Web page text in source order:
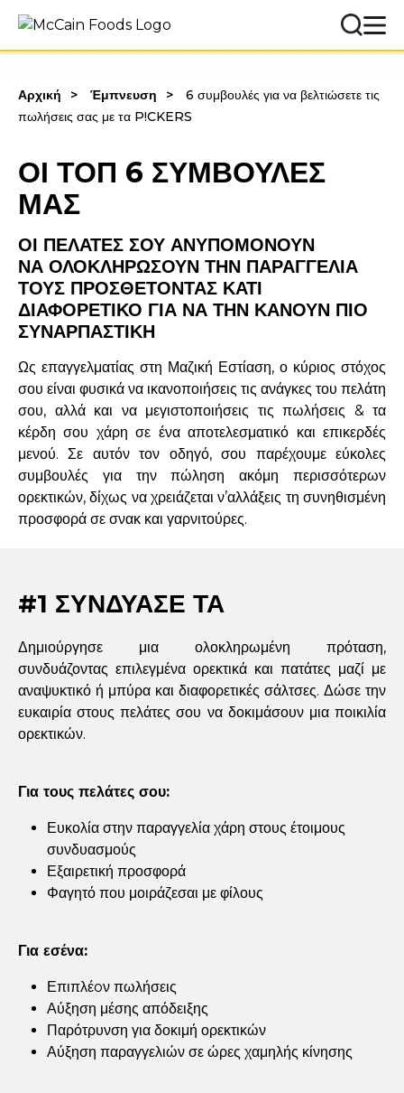
Αρχική Έμπνευση
6 συμβουλές για να βελτιώσετε τις
πωλήσεις σας με τα P!CKERS
ΟΙ ΤΟΠ 6 ΣΥΜΒΟΥΛΕΣ
ΜΑΣ
ΟΙ ΠΕΛΑΤΕΣ ΣΟΥ ΑΝΥΠΟΜΟΝΟΥΝ
ΝΑ ΟΛΟΚΛΗΡΩΣΟΥΝ ΤΗΝ ΠΑΡΑΓΓΕΛΙΑ
ΤΟΥΣ ΠΡΟΣΘΕΤΟΝΤΑΣ ΚΑΤΙ
ΔΙΑΦΟΡΕΤΙΚΟ ΓΙΑ ΝΑ ΤΗΝ ΚΑΝΟΥΝ ΠΙΟ
ΣΥΝΑΡΠΑΣΤΙΚΗ
Ως επαγγελματίας στη Μαζική Εστίαση, ο κύριος στόχος
σου είναι φυσικά να ικανοποιήσεις τις ανάγκες του πελάτη
σου, αλλά και να μεγιστοποιήσεις τις πωλήσεις & τα
κέρδη σου χάρη σε ένα αποτελεσματικό και επικερδές
μενού. Σε αυτόν τον οδηγό, σου παρέχουμε εύκολες
συμβουλές για την πώληση ακόμη περισσότερων
ορεκτικών, δίχως να χρειάζεται ν’αλλάξεις τη συνηθισμένη
προσφορά σε σνακ και γαρνιτούρες.
#1 ΣΥΝΔΥΑΣΕ ΤΑ
Δημιούργησε μια ολοκληρωμένη πρόταση,
συνδυάζοντας επιλεγμένα ορεκτικά και πατάτες μαζί με
αναψυκτικό ή μπύρα και διαφορετικές σάλτσες. Δώσε την
ευκαιρία στους πελάτες σου να δοκιμάσουν μια ποικιλία
ορεκτικών.
Για τους πελάτες σου:
Ευκολία στην παραγγελία χάρη στους έτοιμους
συνδυασμούς
Εξαιρετική προσφορά
Φαγητό που μοιράζεσαι με φίλους
Για εσένα:
Επιπλέoν πωλήσεις
Αύξηση μέσης απόδειξης
Παρότρυνση για δοκιμή ορεκτικών
Αύξηση παραγγελιών σε ώρες χαμηλής κίνησης